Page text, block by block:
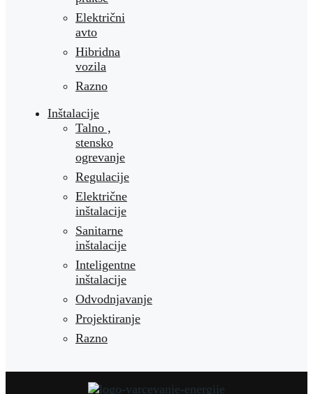
Električni
avto
Hibridna
vozila
Razno
Inštalacije
Talno ,
stensko
ogrevanje
Regulacije
Električne
inštalacije
Sanitarne
inštalacije
Inteligentne
inštalacije
Odvodnjavanje
Projektiranje
Razno